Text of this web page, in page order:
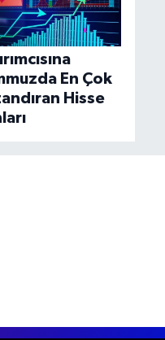
En Çok
Hisse